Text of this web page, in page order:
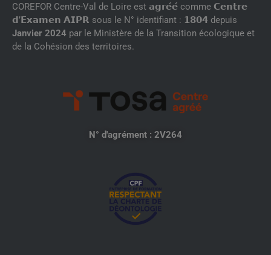
COREFOR Centre-Val de Loire est 𝗮𝗴𝗿𝗲́𝗲́ comme 𝗖𝗲𝗻𝘁𝗿𝗲
𝗱’𝗘𝘅𝗮𝗺𝗲𝗻 𝗔𝗜𝗣𝗥 sous le N° identifiant : 𝟭𝟴𝟬𝟰 depuis
Janvier 2024 par le Ministère de la Transition écologique et
de la Cohésion des territoires.
N° d'agrément : 2V264